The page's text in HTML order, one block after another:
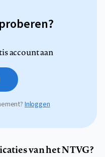
account aan
Inloggen
van het NTVG?